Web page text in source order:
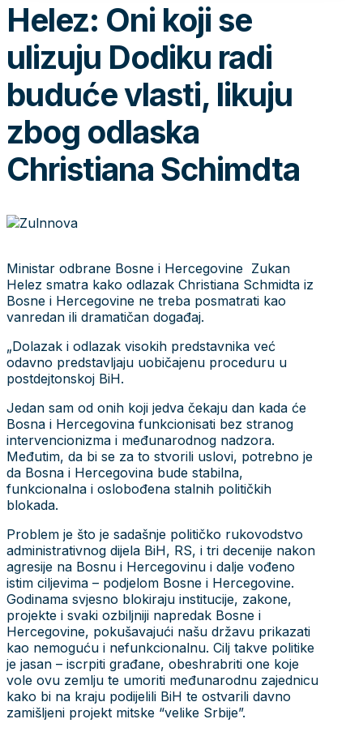
Helez: Oni koji se
ulizuju Dodiku radi
buduće vlasti, likuju
zbog odlaska
Christiana Schimdta
Ministar odbrane Bosne i Hercegovine Zukan
Helez smatra kako odlazak Christiana Schmidta iz
Bosne i Hercegovine ne treba posmatrati kao
vanredan ili dramatičan događaj.
„Dolazak i odlazak visokih predstavnika već
odavno predstavljaju uobičajenu proceduru u
postdejtonskoj BiH.
Jedan sam od onih koji jedva čekaju dan kada će
Bosna i Hercegovina funkcionisati bez stranog
intervencionizma i međunarodnog nadzora.
Međutim, da bi se za to stvorili uslovi, potrebno je
da Bosna i Hercegovina bude stabilna,
funkcionalna i oslobođena stalnih političkih
blokada.
Problem je što je sadašnje političko rukovodstvo
administrativnog dijela BiH, RS, i tri decenije nakon
agresije na Bosnu i Hercegovinu i dalje vođeno
istim ciljevima – podjelom Bosne i Hercegovine.
Godinama svjesno blokiraju institucije, zakone,
projekte i svaki ozbiljniji napredak Bosne i
Hercegovine, pokušavajući našu državu prikazati
kao nemoguću i nefunkcionalnu. Cilj takve politike
je jasan – iscrpiti građane, obeshrabriti one koje
vole ovu zemlju te umoriti međunarodnu zajednicu
kako bi na kraju podijelili BiH te ostvarili davno
zamišljeni projekt mitske “velike Srbije”.